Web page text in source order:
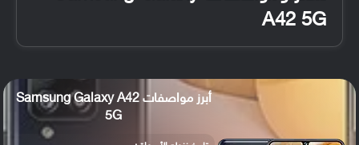
A42 5G
أبرز مواصفات Samsung Galaxy A42
5G